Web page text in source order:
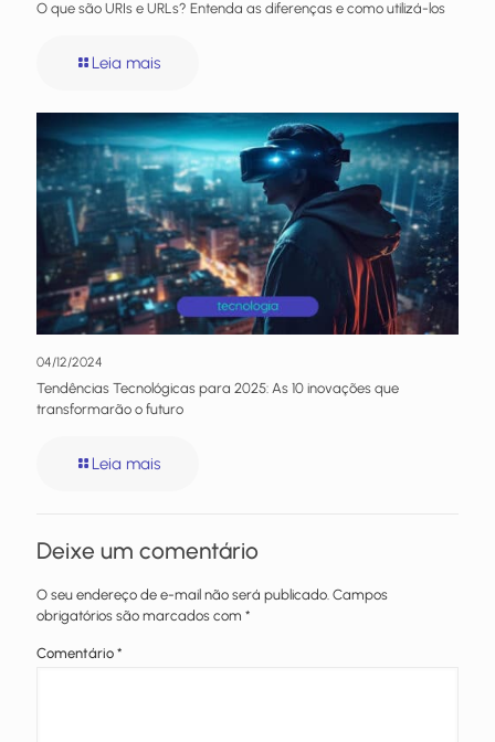
O que são URIs e URLs? Entenda as diferenças e como utilizá-los
Leia mais
04/12/2024
Tendências Tecnológicas para 2025: As 10 inovações que
transformarão o futuro
Leia mais
Deixe um comentário
O seu endereço de e-mail não será publicado. Campos
obrigatórios são marcados com *
Comentário *